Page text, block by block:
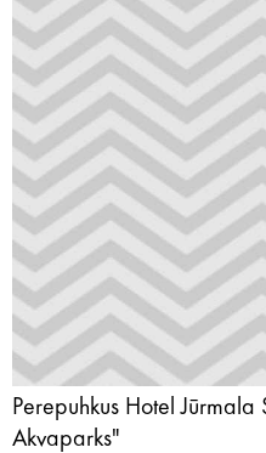
Perepuhkus Hotel Jūrmala
Akvaparks"